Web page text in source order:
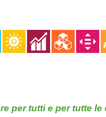
per tutti e per tutte le